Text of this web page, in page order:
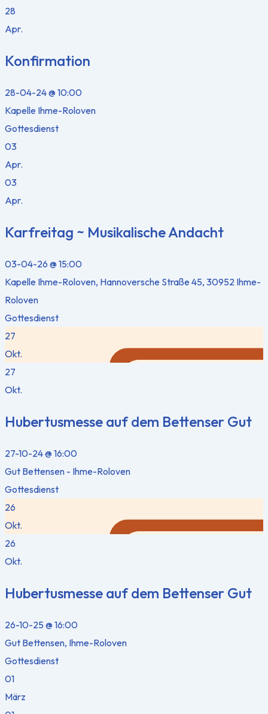
28
Apr.
Konfirmation
28-04-24 @ 10:00
Kapelle Ihme-Roloven
Gottesdienst
03
Apr.
03
Apr.
Karfreitag ~ Musikalische Andacht
03-04-26 @ 15:00
Kapelle Ihme-Roloven, Hannoversche Straße 45, 30952 Ihme-
Roloven
Gottesdienst
27
Okt.
27
Okt.
Hubertusmesse auf dem Bettenser Gut
27-10-24 @ 16:00
Gut Bettensen - Ihme-Roloven
Gottesdienst
26
Okt.
26
Okt.
Hubertusmesse auf dem Bettenser Gut
26-10-25 @ 16:00
Gut Bettensen, Ihme-Roloven
Gottesdienst
01
März